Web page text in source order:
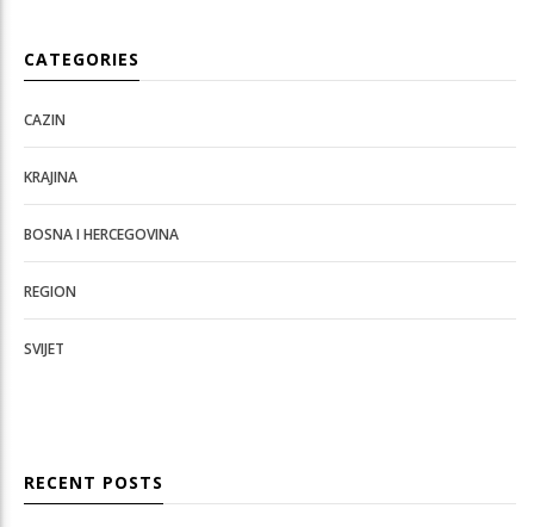
CATEGORIES
CAZIN
KRAJINA
BOSNA I HERCEGOVINA
REGION
SVIJET
RECENT POSTS